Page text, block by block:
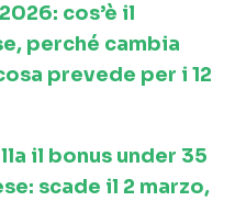
cos’è il
perché cambia
prevede per i 12
il bonus under 35
scade il 2 marzo,